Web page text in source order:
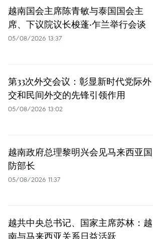
越南国会主席陈青敏与泰国国会主
席、下议院议长梭蓬·乍兰举行会谈
05/08/2026 13:37
第33次外交会议：彰显新时代党际外
交和民间外交的先锋引领作用
05/08/2026 13:02
越南政府总理黎明兴会见马来西亚国
防部长
05/08/2026 11:37
越共中央总书记、国家主席苏林：越
南与马来西亚关系日益活跃